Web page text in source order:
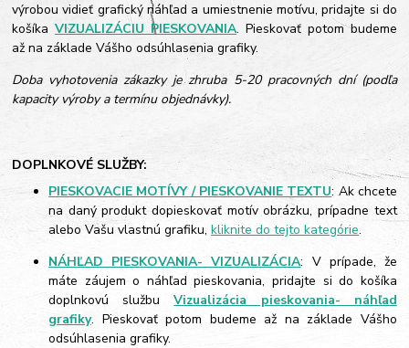
výrobou vidieť grafický náhľad a umiestnenie motívu, pridajte si do
košíkaVIZUALIZÁCIU PIESKOVANIA. Pieskovať potom budeme
až na základe Vášho odsúhlasenia grafiky.
Doba vyhotovenia zákazky je zhruba 5-20 pracovných dní (podľa
kapacity výroby a termínu objednávky).
DOPLNKOVÉ SLUŽBY:
PIESKOVACIE MOTÍVY / PIESKOVANIE TEXTU: Ak chcete
na daný produkt dopieskovať motív obrázku, prípadne text
alebo Vašu vlastnú grafiku,kliknite do tejto kategórie.
NÁHĽAD PIESKOVANIA- VIZUALIZÁCIA: V prípade, že
máte záujem o náhľad pieskovania, pridajte si do košíka
doplnkovú službuVizualizácia pieskovania- náhľad
grafiky. Pieskovať potom budeme až na základe Vášho
odsúhlasenia grafiky.